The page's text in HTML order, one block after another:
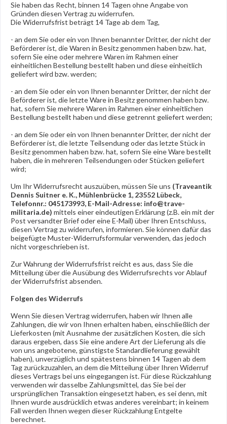
Sie haben das Recht, binnen 14 Tagen ohne Angabe von
Gründen diesen Vertrag zu widerrufen.
Die Widerrufsfrist beträgt 14 Tage ab dem Tag,
- an dem Sie oder ein von Ihnen benannter Dritter, der nicht der
Beförderer ist, die Waren in Besitz genommen haben bzw. hat,
sofern Sie eine oder mehrere Waren im Rahmen einer
einheitlichen Bestellung bestellt haben und diese einheitlich
geliefert wird bzw. werden;
- an dem Sie oder ein von Ihnen benannter Dritter, der nicht der
Beförderer ist, die letzte Ware in Besitz genommen haben bzw.
hat, sofern Sie mehrere Waren im Rahmen einer einheitlichen
Bestellung bestellt haben und diese getrennt geliefert werden;
- an dem Sie oder ein von Ihnen benannter Dritter, der nicht der
Beförderer ist, die letzte Teilsendung oder das letzte Stück in
Besitz genommen haben bzw. hat, sofern Sie eine Ware bestellt
haben, die in mehreren Teilsendungen oder Stücken geliefert
wird;
Um Ihr Widerrufsrecht auszuüben, müssen Sie uns (Traveantik
Dennis Suitner e. K., Mühlenbrücke 1, 23552 Lübeck,
Telefonnr.: 045173993, E-Mail-Adresse: info@trave-
militaria.de) mittels einer eindeutigen Erklärung (z.B. ein mit der
Post versandter Brief oder eine E-Mail) über Ihren Entschluss,
diesen Vertrag zu widerrufen, informieren. Sie können dafür das
beigefügte Muster-Widerrufsformular verwenden, das jedoch
nicht vorgeschrieben ist.
Zur Wahrung der Widerrufsfrist reicht es aus, dass Sie die
Mitteilung über die Ausübung des Widerrufsrechts vor Ablauf
der Widerrufsfrist absenden.
Folgen des Widerrufs
Wenn Sie diesen Vertrag widerrufen, haben wir Ihnen alle
Zahlungen, die wir von Ihnen erhalten haben, einschließlich der
Lieferkosten (mit Ausnahme der zusätzlichen Kosten, die sich
daraus ergeben, dass Sie eine andere Art der Lieferung als die
von uns angebotene, günstigste Standardlieferung gewählt
haben), unverzüglich und spätestens binnen 14 Tagen ab dem
Tag zurückzuzahlen, an dem die Mitteilung über Ihren Widerruf
dieses Vertrags bei uns eingegangen ist. Für diese Rückzahlung
verwenden wir dasselbe Zahlungsmittel, das Sie bei der
ursprünglichen Transaktion eingesetzt haben, es sei denn, mit
Ihnen wurde ausdrücklich etwas anderes vereinbart; in keinem
Fall werden Ihnen wegen dieser Rückzahlung Entgelte
berechnet.